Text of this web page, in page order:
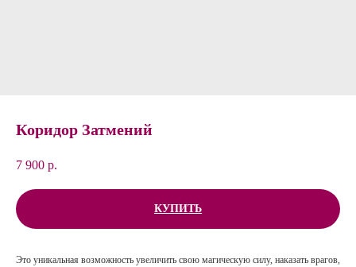
Коридор Затмений
7 900 р.
КУПИТЬ
Это уникальная возможность увеличить свою магическую силу, наказать врагов,